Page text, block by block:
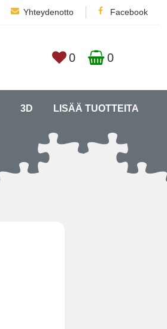
Yhteydenotto Facebook
0 0
3D LISÄÄ TUOTTEITA